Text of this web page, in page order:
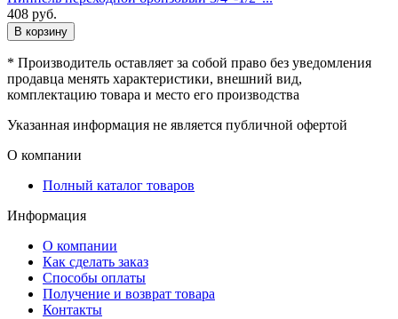
408 руб.
В корзину
* Производитель оставляет за собой право без уведомления
продавца менять характеристики, внешний вид,
комплектацию товара и место его производства
Указанная информация не является публичной офертой
О компании
Полный каталог товаров
Информация
О компании
Как сделать заказ
Способы оплаты
Получение и возврат товара
Контакты